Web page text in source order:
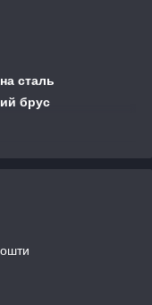
сталь
брус